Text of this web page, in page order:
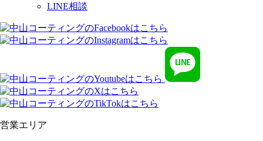
LINE相談
営業エリア